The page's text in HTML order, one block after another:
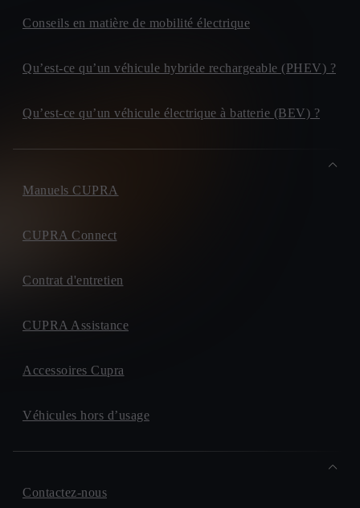
Conseils en matière de mobilité électrique
Qu’est-ce qu’un véhicule hybride rechargeable (PHEV) ?
Qu’est-ce qu’un véhicule électrique à batterie (BEV) ?
Manuels CUPRA
CUPRA Connect
Contrat d'entretien
CUPRA Assistance
Accessoires Cupra
Véhicules hors d’usage
Contactez-nous